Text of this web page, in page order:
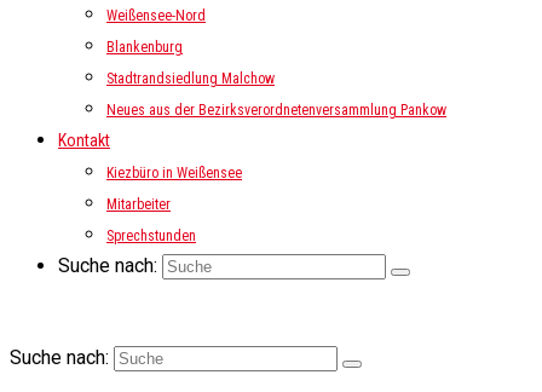
Weißensee-Nord
Blankenburg
Stadtrandsiedlung Malchow
Neues aus der Bezirksverordnetenversammlung Pankow
Kontakt
Kiezbüro in Weißensee
Mitarbeiter
Sprechstunden
Suche nach:
Suche nach: